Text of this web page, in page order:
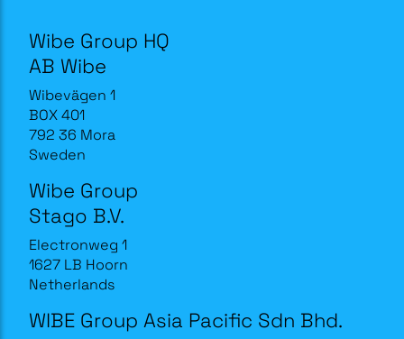
Wibe Group HQ
AB Wibe
Wibevägen 1
BOX 401
792 36 Mora
Sweden
Wibe Group
Stago B.V.
Electronweg 1
1627 LB Hoorn
Netherlands
WIBE Group Asia Pacific Sdn Bhd.